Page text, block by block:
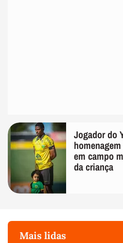
Jogador do
em campo
da criança
Mais lidas